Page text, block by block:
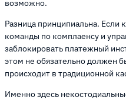
возможно.
Разница принципиальна. Если
команды по комплаенсу и
заблокировать платежный
этом не обязательно должен
происходит в традиционной
Именно здесь